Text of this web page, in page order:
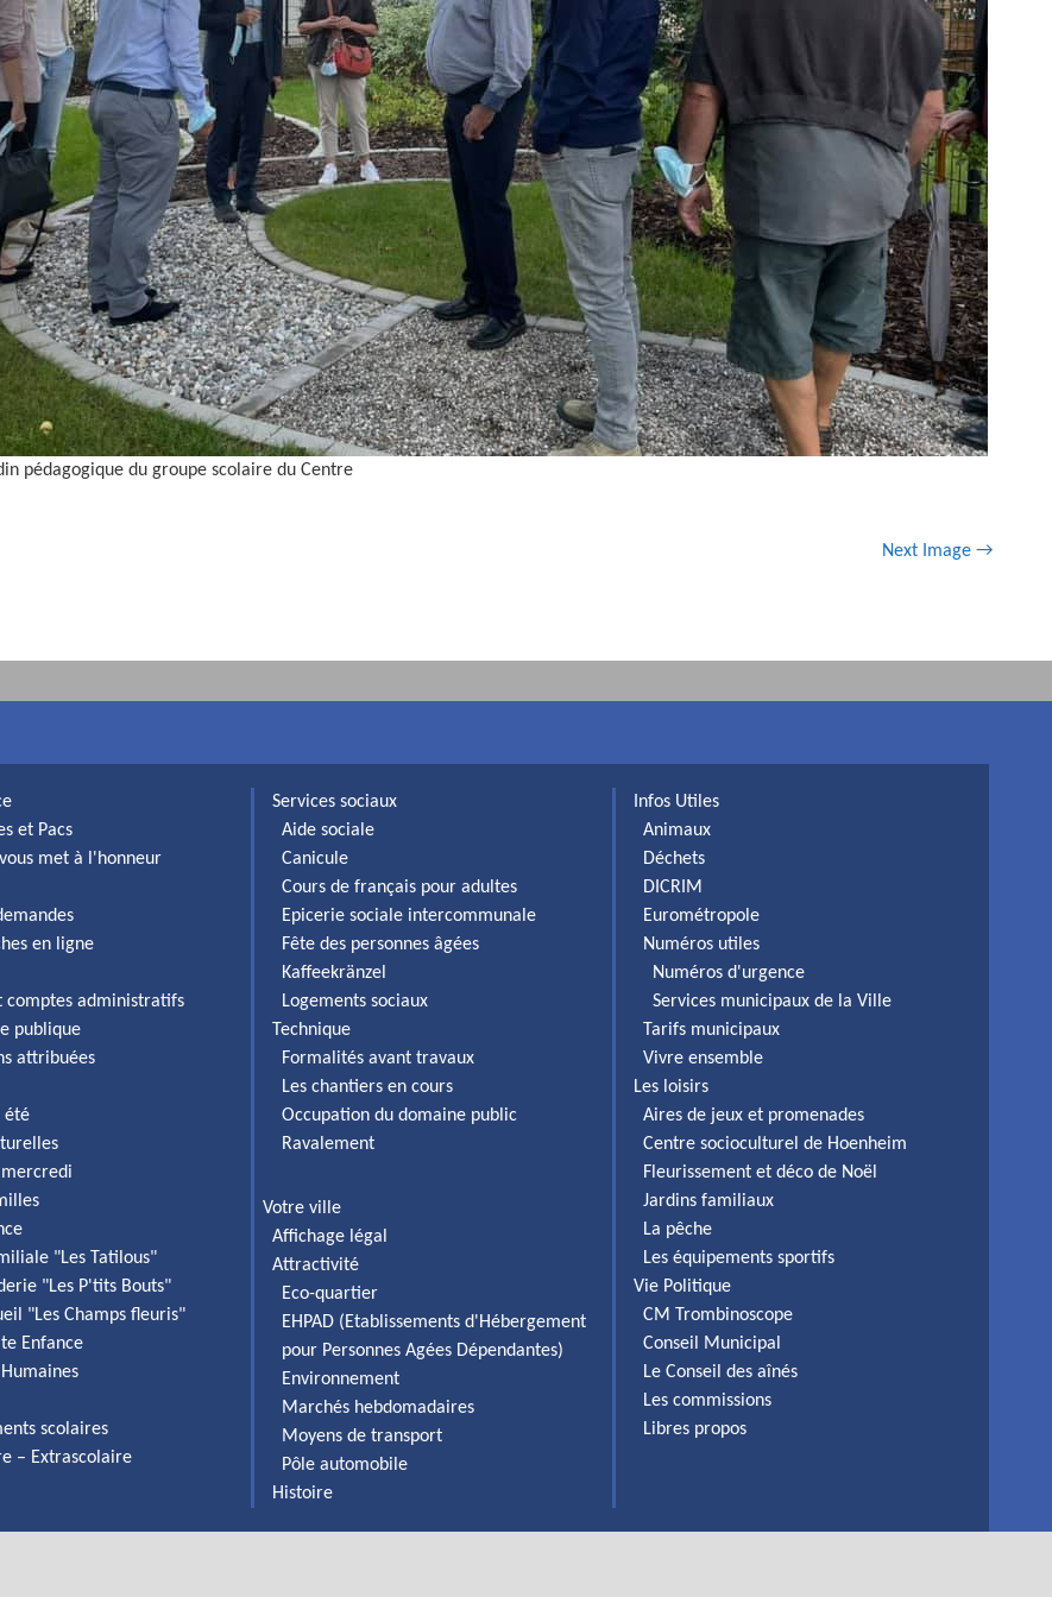
pédagogique du groupe scolaire du Centre
Next Image →
et Pacs
met à l'honneur
en ligne
comptes administratifs
publique
attribuées
été
"Les Tatilous"
"Les P'tits Bouts"
"Les Champs fleuris"
Enfance
Humaines
scolaires
– Extrascolaire
Services sociaux
Aide sociale
Canicule
Cours de français pour adultes
Epicerie sociale intercommunale
Fête des personnes âgées
Kaffeekränzel
Logements sociaux
Technique
Formalités avant travaux
Les chantiers en cours
Occupation du domaine public
Ravalement
Votre ville
Affichage légal
Attractivité
Eco-quartier
EHPAD (Etablissements d'Hébergement
pour Personnes Agées Dépendantes)
Environnement
Marchés hebdomadaires
Moyens de transport
Pôle automobile
Histoire
Infos Utiles
Animaux
Déchets
DICRIM
Eurométropole
Numéros utiles
Numéros d'urgence
Services municipaux de la Ville
Tarifs municipaux
Vivre ensemble
Les loisirs
Aires de jeux et promenades
Centre socioculturel de Hoenheim
Fleurissement et déco de Noël
Jardins familiaux
La pêche
Les équipements sportifs
Vie Politique
CM Trombinoscope
Conseil Municipal
Le Conseil des aînés
Les commissions
Libres propos